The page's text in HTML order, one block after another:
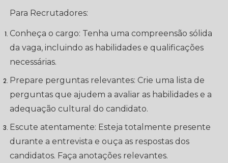
Para Recrutadores:
Conheça o cargo: Tenha uma compreensão sólida
da vaga, incluindo as habilidades e qualificações
necessárias.
Prepare perguntas relevantes: Crie uma lista de
perguntas que ajudem a avaliar as habilidades e a
adequação cultural do candidato.
Escute atentamente: Esteja totalmente presente
durante a entrevista e ouça as respostas dos
candidatos. Faça anotações relevantes.